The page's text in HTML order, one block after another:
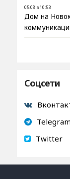
05.08 в 10:53
Дом на
Соцсети
Telegram
Twitter